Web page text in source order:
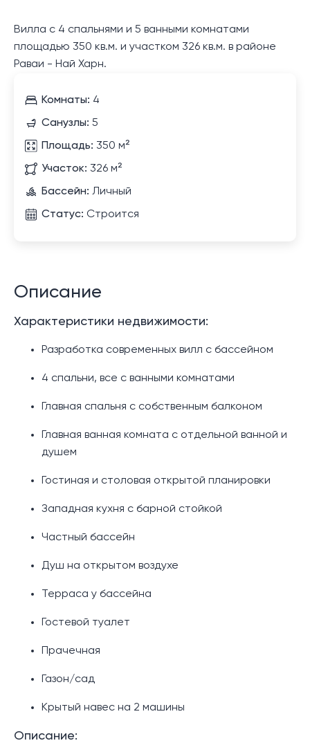
Вилла с 4 спальнями и 5 ванными комнатами
площадью 350 кв.м. и участком 326 кв.м. в районе
Раваи - Най Харн.
Комнаты: 4
Санузлы: 5
Площадь: 350 м²
Участок: 326 м²
Бассейн: Личный
Статус: Строится
Описание
Характеристики недвижимости:
Разработка современных вилл с бассейном
4 спальни, все с ванными комнатами
Главная спальня с собственным балконом
Главная ванная комната с отдельной ванной и
душем
Гостиная и столовая открытой планировки
Западная кухня с барной стойкой
Частный бассейн
Душ на открытом воздухе
Терраса у бассейна
Гостевой туалет
Прачечная
Газон/сад
Крытый навес на 2 машины
Описание: